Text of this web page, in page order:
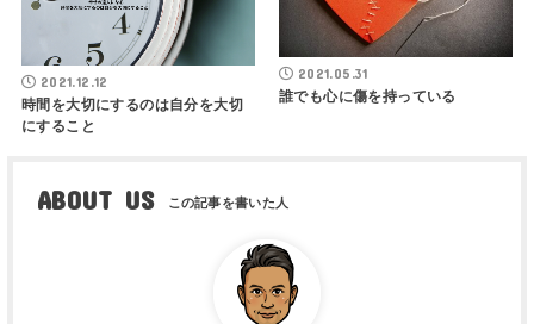
2021.12.12
時間を大切にするのは自分を大切
にすること
2021.05.31
誰でも心に傷を持っている
ABOUT US